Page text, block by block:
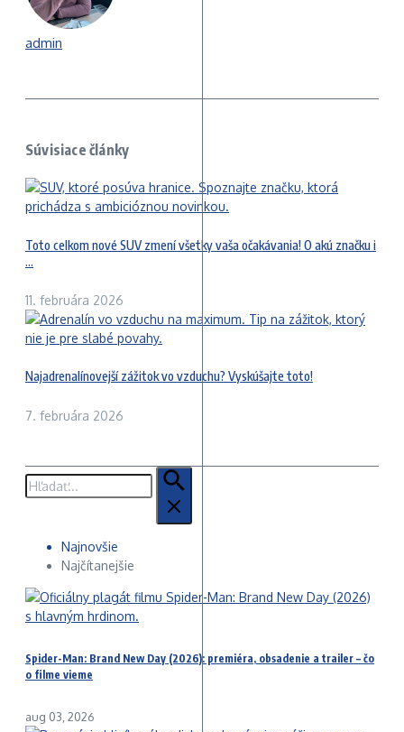
admin
Súvisiace články
Toto celkom nové SUV zmení všetky vaša očakávania! O akú značku i
...
11. februára 2026
Najadrenalínovejší zážitok vo vzduchu? Vyskúšajte toto!
7. februára 2026
Hľadať:
Najnovšie
Najčítanejšie
Spider-Man: Brand New Day (2026): premiéra, obsadenie a trailer – čo
o filme vieme
aug 03, 2026